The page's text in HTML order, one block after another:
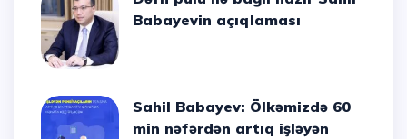
Babayevin açıqlaması
Sahil Babayev: Ölkəmizdə 60
min nəfərdən artıq işləyən